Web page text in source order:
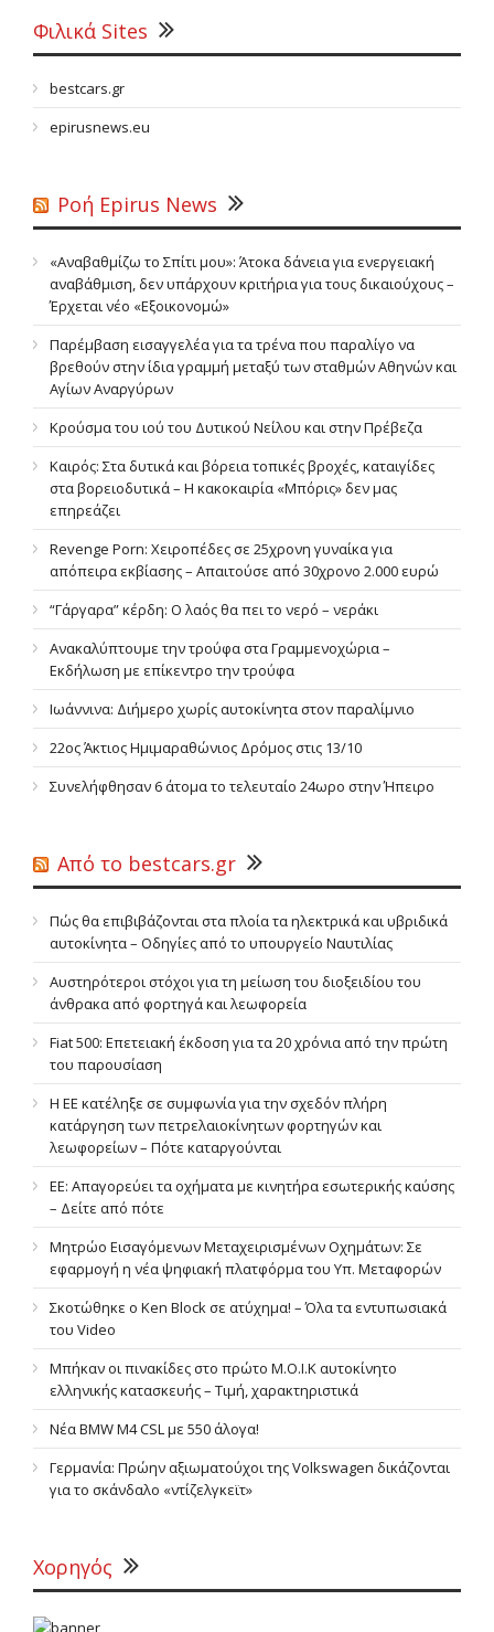
Φιλικά Sites
bestcars.gr
epirusnews.eu
Ροή Epirus News
«Αναβαθμίζω το Σπίτι μου»: Άτοκα δάνεια για ενεργειακή
αναβάθμιση, δεν υπάρχουν κριτήρια για τους δικαιούχους –
Έρχεται νέο «Εξοικονομώ»
Παρέμβαση εισαγγελέα για τα τρένα που παραλίγο να
βρεθούν στην ίδια γραμμή μεταξύ των σταθμών Αθηνών και
Αγίων Αναργύρων
Κρούσμα του ιού του Δυτικού Νείλου και στην Πρέβεζα
Καιρός: Στα δυτικά και βόρεια τοπικές βροχές, καταιγίδες
στα βορειοδυτικά – Η κακοκαιρία «Μπόρις» δεν μας
επηρεάζει
Revenge Porn: Χειροπέδες σε 25χρονη γυναίκα για
απόπειρα εκβίασης – Απαιτούσε από 30χρονο 2.000 ευρώ
“Γάργαρα” κέρδη: Ο λαός θα πει το νερό – νεράκι
Ανακαλύπτουμε την τρούφα στα Γραμμενοχώρια –
Εκδήλωση με επίκεντρο την τρούφα
Ιωάννινα: Διήμερο χωρίς αυτοκίνητα στoν παραλίμνιο
22ος Άκτιος Ημιμαραθώνιος Δρόμος στις 13/10
Συνελήφθησαν 6 άτομα το τελευταίο 24ωρο στην Ήπειρο
Από το bestcars.gr
Πώς θα επιβιβάζονται στα πλοία τα ηλεκτρικά και υβριδικά
αυτοκίνητα – Οδηγίες από το υπουργείο Ναυτιλίας
Αυστηρότεροι στόχοι για τη μείωση του διοξειδίου του
άνθρακα από φορτηγά και λεωφορεία
Fiat 500: Επετειακή έκδοση για τα 20 χρόνια από την πρώτη
του παρουσίαση
Η ΕΕ κατέληξε σε συμφωνία για την σχεδόν πλήρη
κατάργηση των πετρελαιοκίνητων φορτηγών και
λεωφορείων – Πότε καταργούνται
ΕΕ: Απαγορεύει τα οχήματα με κινητήρα εσωτερικής καύσης
– Δείτε από πότε
Μητρώο Εισαγόμενων Μεταχειρισμένων Οχημάτων: Σε
εφαρμογή η νέα ψηφιακή πλατφόρμα του Υπ. Μεταφορών
Σκοτώθηκε ο Ken Block σε ατύχημα! – Όλα τα εντυπωσιακά
του Video
Μπήκαν οι πινακίδες στο πρώτο Μ.Ο.Ι.Κ αυτοκίνητο
ελληνικής κατασκευής – Τιμή, χαρακτηριστικά
Νέα BMW M4 CSL με 550 άλογα!
Γερμανία: Πρώην αξιωματούχοι της Volkswagen δικάζονται
για το σκάνδαλο «ντίζελγκεϊτ»
Χορηγός